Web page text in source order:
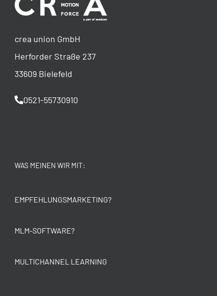
crea union GmbH
Herforder Straße 237
33609 Bielefeld
0521-55730910
WAS MEINEN WIR MIT:
EMPFEHLUNGSMARKETING?
MLM-SOFTWARE?
MULTICHANNEL LEARNING